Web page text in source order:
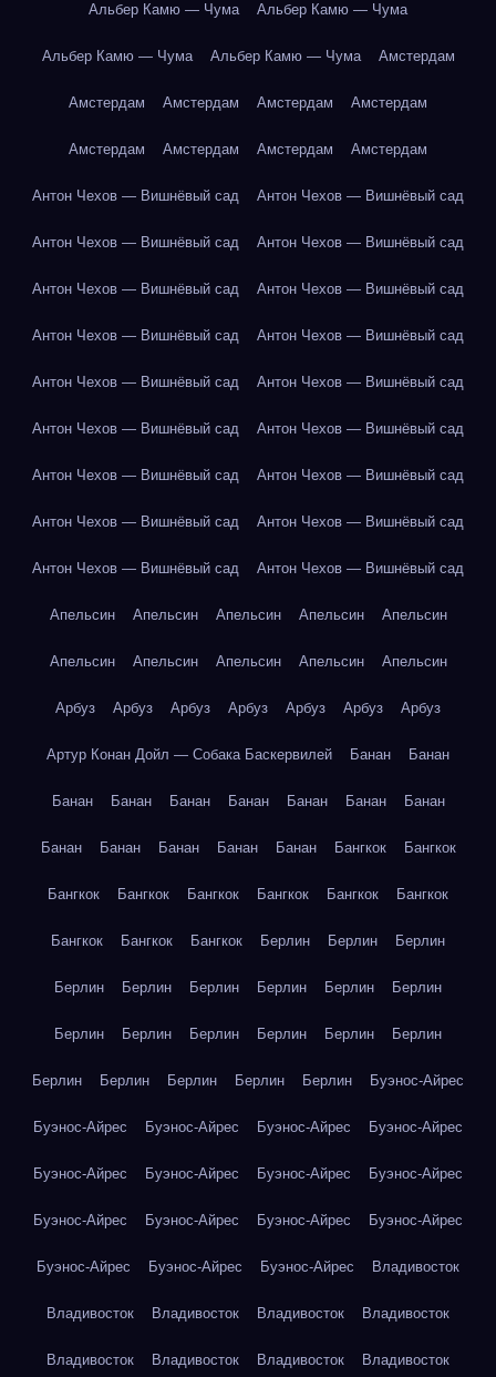
Альбер Камю — Чума Альбер Камю — Чума
Альбер Камю — Чума Альбер Камю — Чума Амстердам
Амстердам Амстердам Амстердам Амстердам
Амстердам Амстердам Амстердам Амстердам
Антон Чехов — Вишнёвый сад Антон Чехов — Вишнёвый сад
Антон Чехов — Вишнёвый сад Антон Чехов — Вишнёвый сад
Антон Чехов — Вишнёвый сад Антон Чехов — Вишнёвый сад
Антон Чехов — Вишнёвый сад Антон Чехов — Вишнёвый сад
Антон Чехов — Вишнёвый сад Антон Чехов — Вишнёвый сад
Антон Чехов — Вишнёвый сад Антон Чехов — Вишнёвый сад
Антон Чехов — Вишнёвый сад Антон Чехов — Вишнёвый сад
Антон Чехов — Вишнёвый сад Антон Чехов — Вишнёвый сад
Антон Чехов — Вишнёвый сад Антон Чехов — Вишнёвый сад
Апельсин Апельсин Апельсин Апельсин Апельсин
Апельсин Апельсин Апельсин Апельсин Апельсин
Арбуз Арбуз Арбуз Арбуз Арбуз Арбуз Арбуз
Артур Конан Дойл — Собака Баскервилей Банан Банан
Банан Банан Банан Банан Банан Банан Банан
Банан Банан Банан Банан Банан Бангкок Бангкок
Бангкок Бангкок Бангкок Бангкок Бангкок Бангкок
Бангкок Бангкок Бангкок Берлин Берлин Берлин
Берлин Берлин Берлин Берлин Берлин Берлин
Берлин Берлин Берлин Берлин Берлин Берлин
Берлин Берлин Берлин Берлин Берлин Буэнос-Айрес
Буэнос-Айрес Буэнос-Айрес Буэнос-Айрес Буэнос-Айрес
Буэнос-Айрес Буэнос-Айрес Буэнос-Айрес Буэнос-Айрес
Буэнос-Айрес Буэнос-Айрес Буэнос-Айрес Буэнос-Айрес
Буэнос-Айрес Буэнос-Айрес Буэнос-Айрес Владивосток
Владивосток Владивосток Владивосток Владивосток
Владивосток Владивосток Владивосток Владивосток